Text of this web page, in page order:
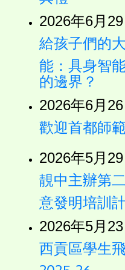
2026年6月29
給孩子們的
能：具身智
的邊界？
2026年6月26
歡迎首都師
2026年5月29
靚中主辦第
意發明培訓
2026年5月23
西貢區學生
2025-26